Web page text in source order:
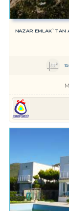
NAZAR EMLAK`TAN